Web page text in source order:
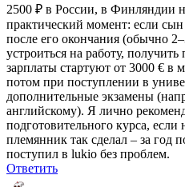
2500 ₽ в России, в Финляндии
практический момент: если
после его окончания (обычно
устроиться на работу,
зарплаты стартуют от 3000 € в
потом при поступлении в
дополнительные экзамены
английскому). Я лично
подготовительного курса,
племянник так сделал – за год
поступил в lukio без проблем.
Ответить